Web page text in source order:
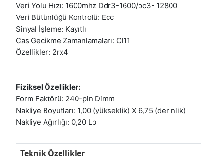
Veri Yolu Hızı: 1600mhz Ddr3-1600/pc3- 12800
Veri Bütünlüğü Kontrolü: Ecc
Sinyal İşleme: Kayıtlı
Cas Gecikme Zamanlamaları: Cl11
Özellikler: 2rx4
Fiziksel Özellikler:
Form Faktörü: 240-pin Dimm
Nakliye Boyutları: 1,00 (yükseklik) X 6,75 (derinlik)
Nakliye Ağırlığı: 0,20 Lb
Teknik Özellikler